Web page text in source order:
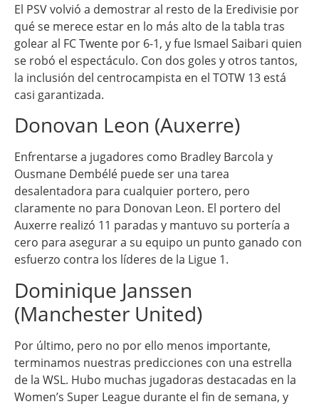
El PSV volvió a demostrar al resto de la Eredivisie por
qué se merece estar en lo más alto de la tabla tras
golear al FC Twente por 6-1, y fue Ismael Saibari quien
se robó el espectáculo. Con dos goles y otros tantos,
la inclusión del centrocampista en el TOTW 13 está
casi garantizada.
Donovan Leon (Auxerre)
Enfrentarse a jugadores como Bradley Barcola y
Ousmane Dembélé puede ser una tarea
desalentadora para cualquier portero, pero
claramente no para Donovan Leon. El portero del
Auxerre realizó 11 paradas y mantuvo su portería a
cero para asegurar a su equipo un punto ganado con
esfuerzo contra los líderes de la Ligue 1.
Dominique Janssen
(Manchester United)
Por último, pero no por ello menos importante,
terminamos nuestras predicciones con una estrella
de la WSL. Hubo muchas jugadoras destacadas en la
Women’s Super League durante el fin de semana, y